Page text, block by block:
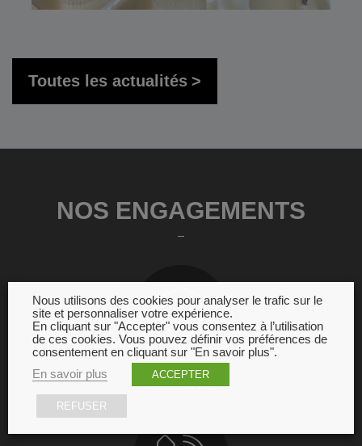
Toutes les actualités
NOS ENGAGEMENTS
GARANTIE
Nous utilisons des cookies pour analyser le trafic sur le
site et personnaliser votre expérience.
En cliquant sur "Accepter" vous consentez à l’utilisation
de ces cookies. Vous pouvez définir vos préférences de
consentement en cliquant sur "En savoir plus".
En savoir plus
ACCEPTER
REFUSER